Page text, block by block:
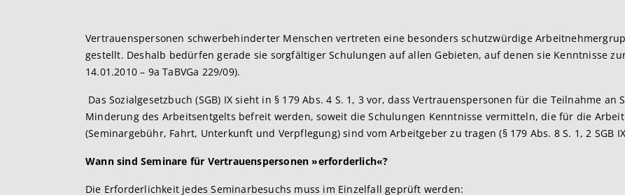
Vertrauenspersonen schwerbehinderter Menschen vertreten eine besonders schutzwürdige
gestellt. Deshalb bedürfen gerade sie sorgfältiger Schulungen auf allen Gebieten, auf denen sie Kenntnisse
14.01.2010 – 9a TaBVGa 229/09).
Das Sozialgesetzbuch (SGB) IX sieht in § 179 Abs. 4 S. 1, 3 vor, dass Vertrauenspersonen für die Teilnahme
Minderung des Arbeitsentgelts befreit werden, soweit die Schulungen Kenntnisse vermitteln, die für die
(Seminargebühr, Fahrt, Unterkunft und Verpflegung) sind vom Arbeitgeber zu tragen (§ 179 Abs. 8 S. 1, 2 SGB
Wann sind Seminare für Vertrauenspersonen »erforderlich«?
Die Erforderlichkeit jedes Seminarbesuchs muss im Einzelfall geprüft werden: